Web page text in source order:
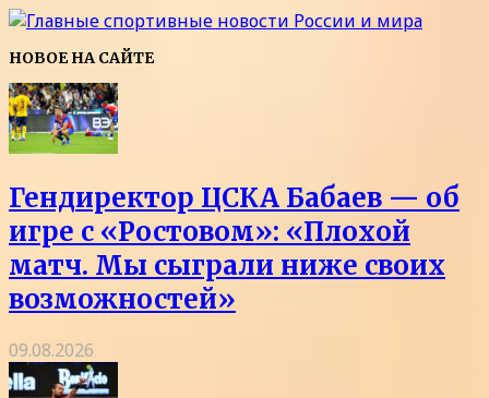
НОВОЕ НА САЙТЕ
Гендиректор ЦСКА Бабаев — об
игре с «Ростовом»: «Плохой
матч. Мы сыграли ниже своих
возможностей»
09.08.2026